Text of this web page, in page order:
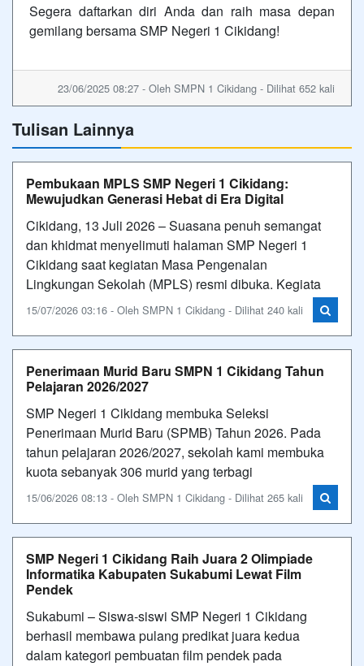
Segera daftarkan diri Anda dan raih masa depan
gemilang bersama SMP Negeri 1 Cikidang!
23/06/2025 08:27 - Oleh SMPN 1 Cikidang - Dilihat 652 kali
Tulisan Lainnya
Pembukaan MPLS SMP Negeri 1 Cikidang:
Mewujudkan Generasi Hebat di Era Digital
Cikidang, 13 Juli 2026 – Suasana penuh semangat
dan khidmat menyelimuti halaman SMP Negeri 1
Cikidang saat kegiatan Masa Pengenalan
Lingkungan Sekolah (MPLS) resmi dibuka. Kegiata
15/07/2026 03:16 - Oleh SMPN 1 Cikidang - Dilihat 240 kali
Penerimaan Murid Baru SMPN 1 Cikidang Tahun
Pelajaran 2026/2027
SMP Negeri 1 Cikidang membuka Seleksi
Penerimaan Murid Baru (SPMB) Tahun 2026. Pada
tahun pelajaran 2026/2027, sekolah kami membuka
kuota sebanyak 306 murid yang terbagi
15/06/2026 08:13 - Oleh SMPN 1 Cikidang - Dilihat 265 kali
SMP Negeri 1 Cikidang Raih Juara 2 Olimpiade
Informatika Kabupaten Sukabumi Lewat Film
Pendek
Sukabumi – Siswa-siswi SMP Negeri 1 Cikidang
berhasil membawa pulang predikat juara kedua
dalam kategori pembuatan film pendek pada